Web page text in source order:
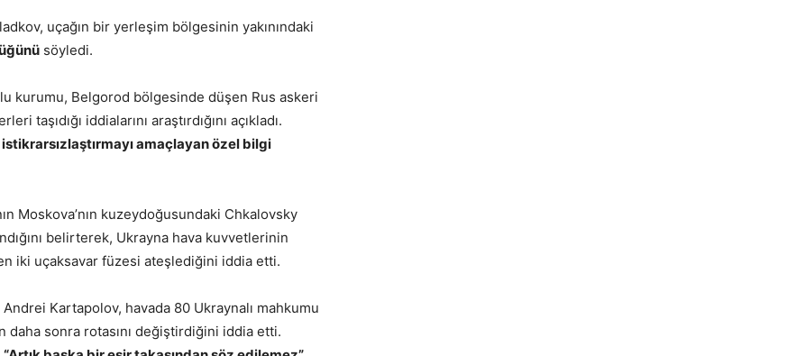
uçağın bir yerleşim bölgesinin yakınındaki
söyledi.
kurumu, Belgorod bölgesinde düşen Rus askeri
taşıdığı iddialarını araştırdığını açıkladı.
amaçlayan özel bilgi
Moskova’nın kuzeydoğusundaki Chkalovsky
belirterek, Ukrayna hava kuvvetlerinin
iki uçaksavar füzesi ateşlediğini iddia etti.
Kartapolov, havada 80 Ukraynalı mahkumu
daha sonra rotasını değiştirdiğini iddia etti.